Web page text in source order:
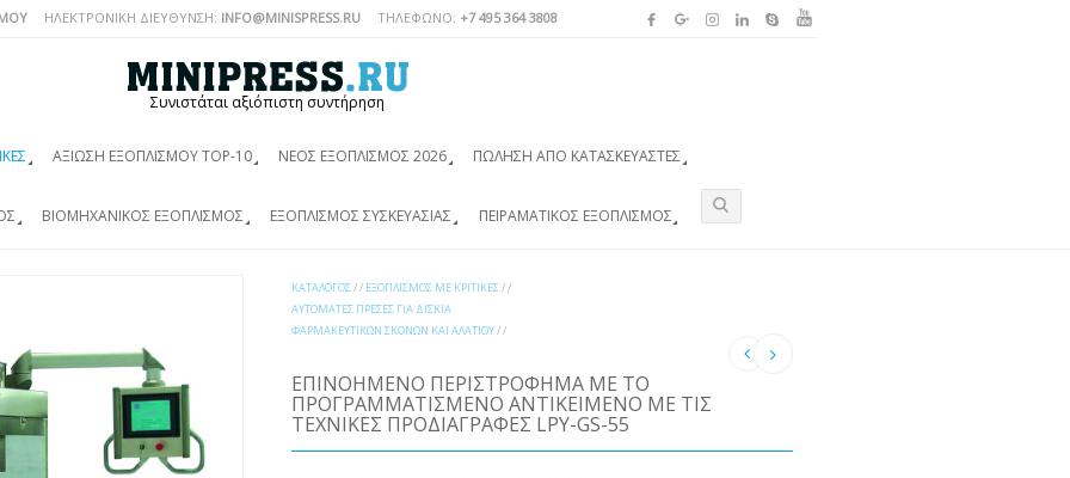
ΗΛΕΚΤΡΟΝΙΚΗ ΔΙΕΥΘΥΝΣΗ: INFO@MINISPRESS.RU ΤΗΛΈΦΩΝΟ: +7 495 364 3808
Συνιστάται αξιόπιστη συντήρηση
ΑΞΊΩΣΗ ΕΞΟΠΛΙΣΜΟΎ TOP-10 ΝΈΟΣ ΕΞΟΠΛΙΣΜΌΣ 2026 ΠΏΛΗΣΗ ΑΠΌ ΚΑΤΑΣΚΕΥΑΣΤΈΣ
ΒΙΟΜΗΧΑΝΙΚΌΣ ΕΞΟΠΛΙΣΜΌΣ ΕΞΟΠΛΙΣΜΌΣ ΣΥΣΚΕΥΑΣΊΑΣ ΠΕΙΡΑΜΑΤΙΚΌΣ ΕΞΟΠΛΙΣΜΌΣ
ΚΑΤΆΛΟΓΟΣ/ / ΕΞΟΠΛΙΣΜΌΣ ΜΕ ΚΡΙΤΙΚΈΣ/ /
ΑΥΤΌΜΑΤΕΣ ΠΡΈΣΕΣ ΓΙΑ ΔΙΣΚΊΑ
ΦΑΡΜΑΚΕΥΤΙΚΏΝ ΣΚΟΝΏΝ ΚΑΙ ΑΛΑΤΙΟΎ/ /
ΕΠΙΝΟΗΜΈΝΟ ΠΕΡΙΣΤΡΌΦΗΜΑ ΜΕ ΤΟ
ΠΡΟΓΡΑΜΜΑΤΙΣΜΈΝΟ ΑΝΤΙΚΕΊΜΕΝΟ ΜΕ ΤΙΣ
ΤΕΧΝΙΚΈΣ ΠΡΟΔΙΑΓΡΑΦΈΣ LPY-GS-55